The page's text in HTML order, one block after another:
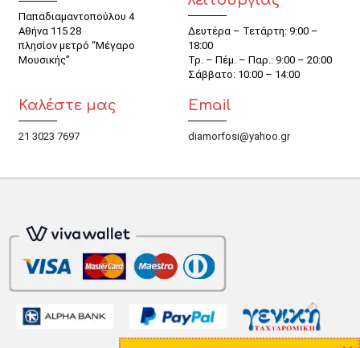
Παπαδιαμαντοπούλου 4
Αθήνα 115 28
πλησίον μετρό “Μέγαρο
Μουσικής”
Δευτέρα – Τετάρτη: 9:00 –
18:00
Τρ. – Πέμ. – Παρ.: 9:00 – 20:00
Σάββατο: 10:00 – 14:00
Καλέστε μας
21 3023 7697
Email
diamorfosi@yahoo.gr